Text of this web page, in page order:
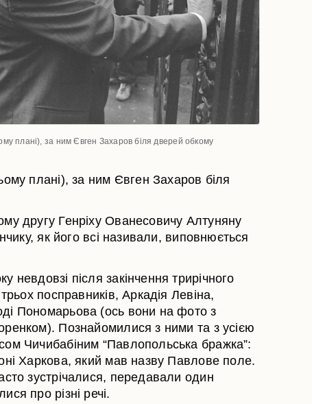
плані), за ним Євген Захаров біля дверей обкому
плані), за ним Євген Захаров біля
другу Генріху Ованесовичу Алтуняну
як його всі називали, виповнюється
після закінчення трирічного
посправників, Аркадія Левіна,
Пономарьова (ось вони на фото з
Познайомилися з ними та з усією
Чичибабіним “Павлопольська бражка”:
Харкова, який мав назву Павлове поле.
зустрічалися, передавали один
про різні речі.